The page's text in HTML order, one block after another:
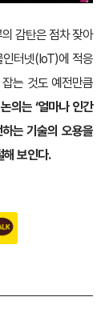
감탄은 점차 잦아
터넷(IoT)에 적응
는 것도 예전만큼
의는 ‘얼마나 인간
는 기술의 오용을
해 보인다.